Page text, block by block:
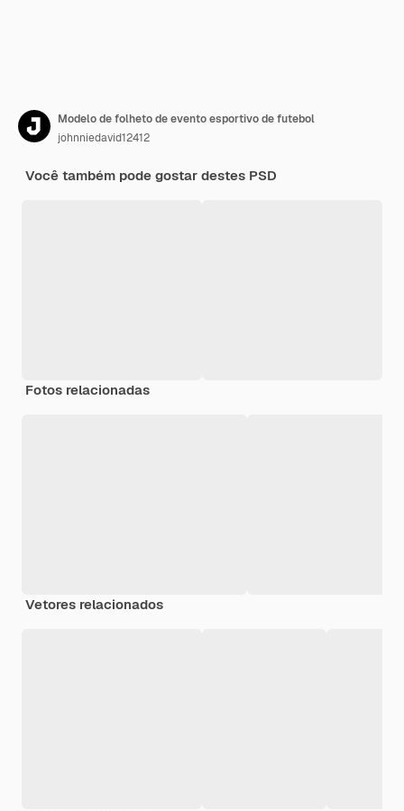
Modelo de folheto de evento esportivo de futebol
johnniedavid12412
Você também pode gostar destes PSD
Fotos relacionadas
Vetores relacionados